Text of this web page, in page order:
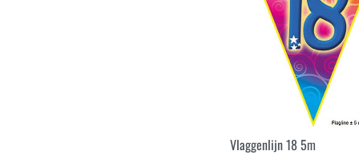
Vlaggenlijn 18 5m